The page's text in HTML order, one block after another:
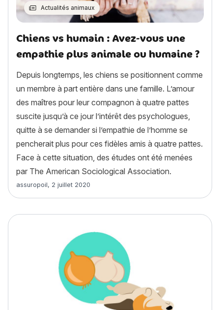
Actualités animaux
Chiens vs humain : Avez-vous une
empathie plus animale ou humaine ?
Depuis longtemps, les chiens se positionnent comme
un membre à part entière dans une famille. L’amour
des maîtres pour leur compagnon à quatre pattes
suscite jusqu’à ce jour l’intérêt des psychologues,
quitte à se demander si l’empathie de l’homme se
pencherait plus pour ces fidèles amis à quatre pattes.
Face à cette situation, des études ont été menées
par The American Sociological Association.
Article rédigé par
assuropoil, 2 juillet 2020